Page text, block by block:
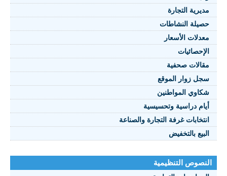
النصوص 2021
FRANÇAIS
مديرية التجارة
حصيلة النشاطات
معدلات الأسعار
الإحصائيات
مقالات صحفية
سجل زوار الموقع
شكاوي المواطنين
أيام دراسية وتحسيسية
انتخابات غرفة التجارة والصناعة
البيع بالتخفيض
النصوص التنظيمية